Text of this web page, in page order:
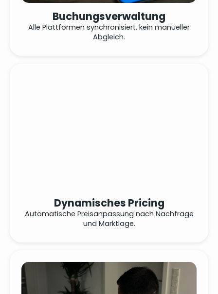
Buchungsverwaltung
Alle Plattformen synchronisiert, kein manueller
Abgleich.
Dynamisches Pricing
Automatische Preisanpassung nach Nachfrage
und Marktlage.